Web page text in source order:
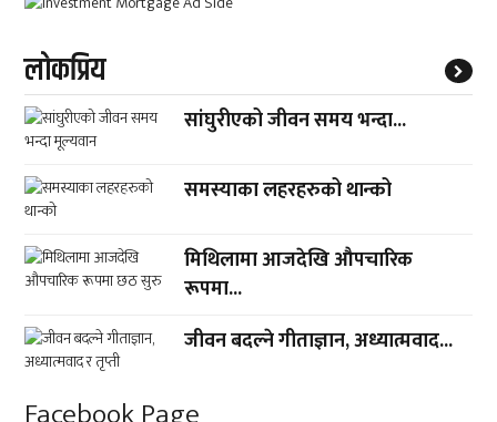
लाेकप्रिय
सांघुरीएको जीवन समय भन्दा...
समस्याका लहरहरुको थान्को
मिथिलामा आजदेखि औपचारिक
रूपमा...
जीवन बदल्ने गीताज्ञान, अध्यात्मवाद...